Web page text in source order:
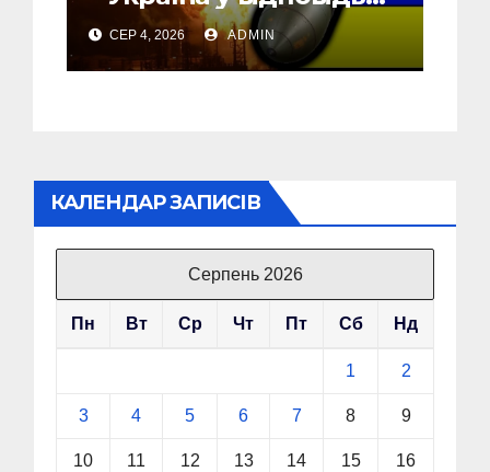
почала бомбити новий
об’єкт на Росії
СЕР 4, 2026 ADMIN
КАЛЕНДАР ЗАПИСІВ
Серпень 2026
Пн Вт Ср Чт Пт Сб Нд
1 2
3 4 5 6 7 8 9
10 11 12 13 14 15 16